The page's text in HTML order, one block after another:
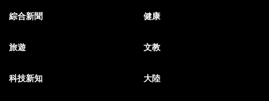
綜合新聞 健康
旅遊 文教
科技新知 大陸